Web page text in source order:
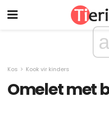
Kos Kook vir kinders
Omelet met